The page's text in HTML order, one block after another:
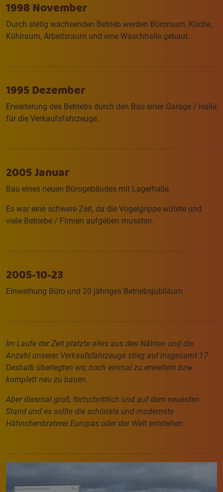
1998 November
Durch stetig wachsenden Betrieb werden Büroraum, Küche,
Kühlraum, Arbeitsraum und eine Waschhalle gebaut.
1995 Dezember
Erweiterung des Betriebs durch den Bau einer Garage / Halle
für die Verkaufsfahrzeuge.
2005 Januar
Bau eines neuen Bürogebäudes mit Lagerhalle.
Es war eine schwere Zeit, da die Vogelgrippe wütete und
viele Betriebe / Firmen aufgeben mussten.
2005-10-23
Einweihung Büro und 20 jähriges Betriebsjubiläum
Im Laufe der Zeit platzte alles aus den Nähten und die
Anzahl unserer Verkaufsfahrzeuge stieg auf insgesamt 17.
Deshalb überlegten wir, noch einmal zu erweitern bzw.
komplett neu zu bauen.
Aber diesmal groß, fortschrittlich und auf dem neuesten
Stand und es sollte die schönste und modernste
Hähnchenbraterei Europas oder der Welt entstehen.